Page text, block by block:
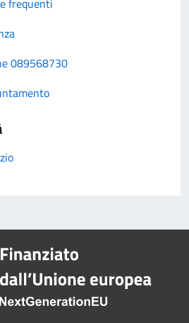
frequenti
089568730